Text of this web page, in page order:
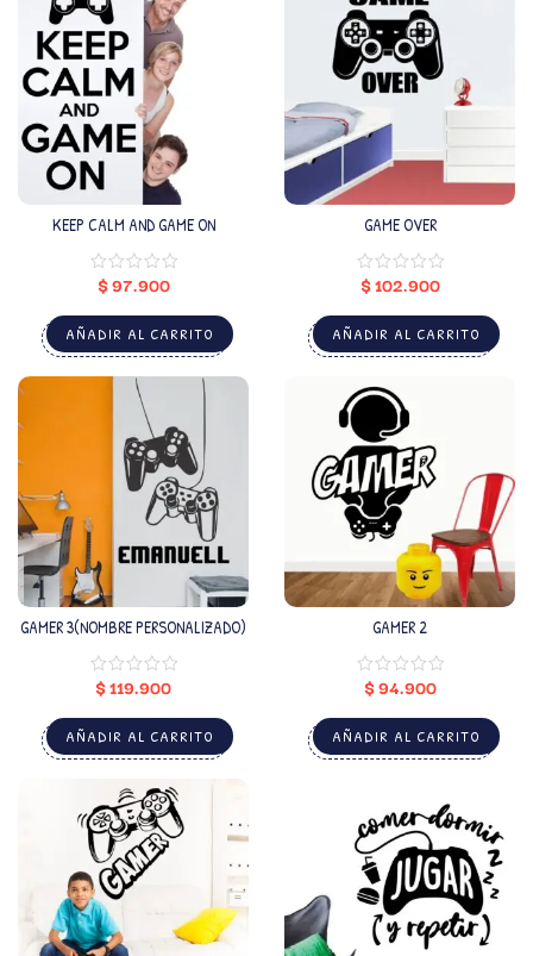
KEEP CALM AND GAME ON
$97.900
AÑADIR AL CARRITO
GAME OVER
$102.900
AÑADIR AL CARRITO
GAMER 3(NOMBRE PERSONALIZADO)
$119.900
AÑADIR AL CARRITO
GAMER 2
$94.900
AÑADIR AL CARRITO